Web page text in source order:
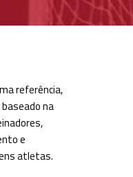
referência,
na
e
atletas.